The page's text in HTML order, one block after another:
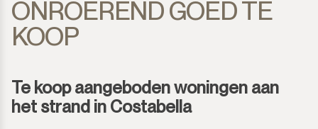
ONROEREND GOED TE
KOOP
Te koop aangeboden woningen aan
het strand in Costabella